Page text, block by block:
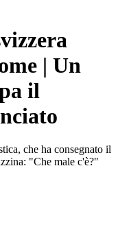
| Un
il
che ha consegnato il
"Che male c'è?"